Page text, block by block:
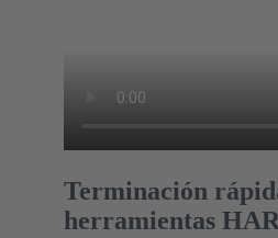
Terminación
herramientas